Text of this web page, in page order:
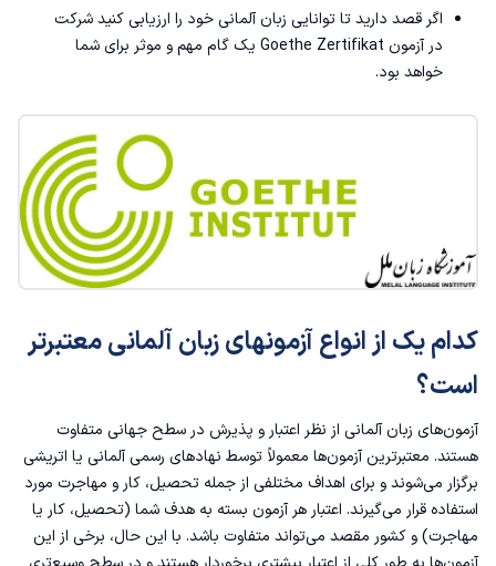
اگر قصد دارید تا توانایی زبان آلمانی خود را ارزیابی کنید شرکت
در آزمون Goethe Zertifikat یک گام مهم و موثر برای شما
خواهد بود.
کدام یک از انواع آزمونهای زبان آلمانی معتبرتر
است؟
آزمون‌های زبان آلمانی از نظر اعتبار و پذیرش در سطح جهانی متفاوت
هستند. معتبرترین آزمون‌ها معمولاً توسط نهادهای رسمی آلمانی یا اتریشی
برگزار می‌شوند و برای اهداف مختلفی از جمله تحصیل، کار و مهاجرت مورد
استفاده قرار می‌گیرند. اعتبار هر آزمون بسته به هدف شما (تحصیل، کار یا
مهاجرت) و کشور مقصد می‌تواند متفاوت باشد. با این حال، برخی از این